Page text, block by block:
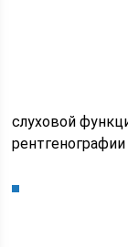
слуховой